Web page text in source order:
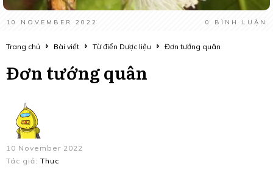
10 NOVEMBER 2022 0 BÌNH LUẬN
Trang chủ Bài viết Từ điển Dược liệu Đơn tướng quân
Đơn tướng quân
10 November 2022
Tác giả: Thuc